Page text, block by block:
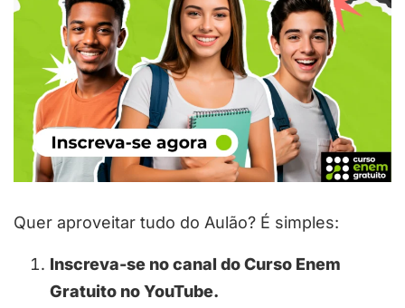
Quer aproveitar tudo do Aulão? É simples:
Inscreva-se no canal do Curso Enem
Gratuito no YouTube.